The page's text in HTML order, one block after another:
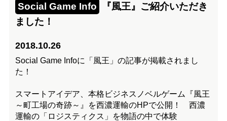
Social Game Info
『風王』ご紹介いただき
ました！
2018.10.26
Social Game Infoに「風王」の記事が掲載されまし
た！
スマートアイデア、本格ビジネスノベルゲーム『風王
～町工場の奇跡～』を西濃運輸のHPで公開！ 西濃
運輸の「ロジスティクス」を物語の中で体験